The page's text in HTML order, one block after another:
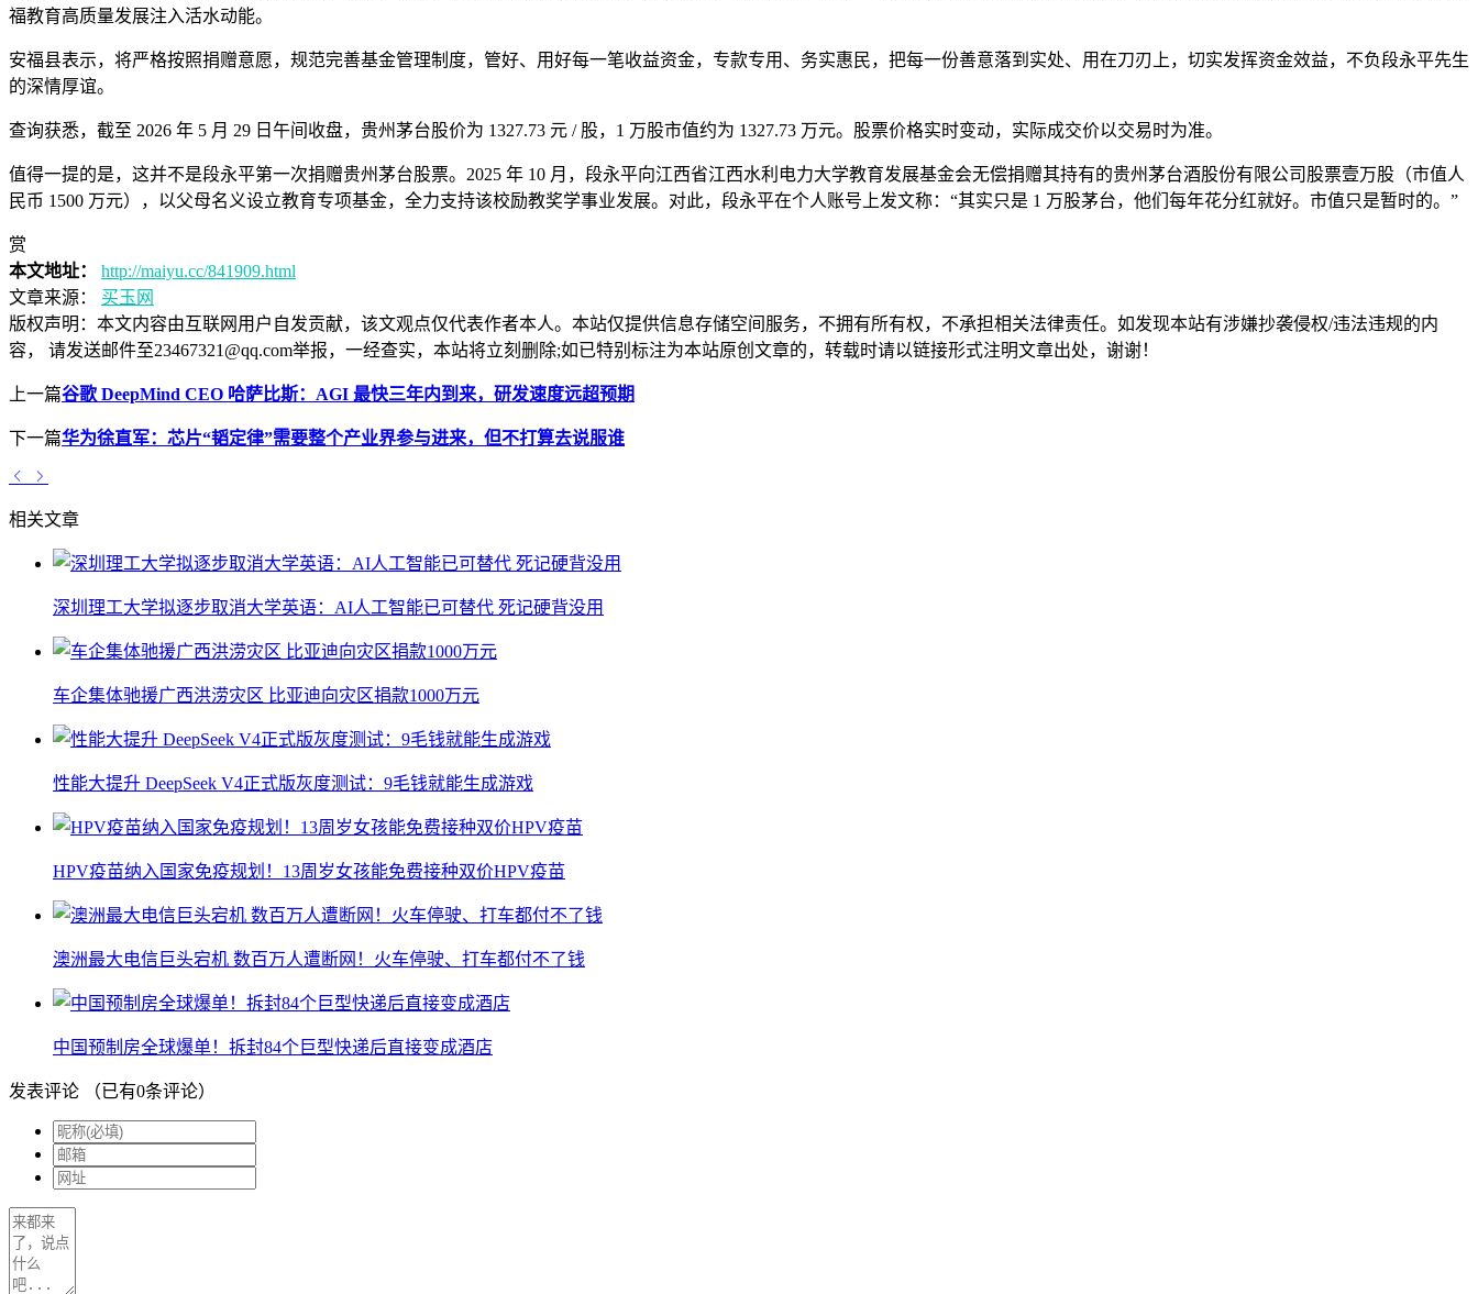
福教育高质量发展注入活水动能。
安福县表示，将严格按照捐赠意愿，规范完善基金管理制度，管好、用好每一笔收益资金，专款专用、务实惠民，把每一份善意落到实处、用在刀刃上，切实发挥资金效益，不负段永平先生
的深情厚谊。
查询获悉，截至 2026 年 5 月 29 日午间收盘，贵州茅台股价为 1327.73 元 / 股，1 万股市值约为 1327.73 万元。股票价格实时变动，实际成交价以交易时为准。
值得一提的是，这并不是段永平第一次捐赠贵州茅台股票。2025 年 10 月，段永平向江西省江西水利电力大学教育发展基金会无偿捐赠其持有的贵州茅台酒股份有限公司股票壹万股（市值人
民币 1500 万元），以父母名义设立教育专项基金，全力支持该校励教奖学事业发展。对此，段永平在个人账号上发文称：“其实只是 1 万股茅台，他们每年花分红就好。市值只是暂时的。”
赏
本文地址：
http://maiyu.cc/841909.html
文章来源：
买玉网
版权声明： 本文内容由互联网用户自发贡献，该文观点仅代表作者本人。本站仅提供信息存储空间服务，不拥有所有权，不承担相关法律责任。如发现本站有涉嫌抄袭侵权/违法违规的内
容， 请发送邮件至23467321@qq.com举报，一经查实，本站将立刻删除;如已特别标注为本站原创文章的，转载时请以链接形式注明文章出处，谢谢！
上一篇谷歌 DeepMind CEO 哈萨比斯：AGI 最快三年内到来，研发速度远超预期
下一篇华为徐直军：芯片“韬定律”需要整个产业界参与进来，但不打算去说服谁
相关文章
深圳理工大学拟逐步取消大学英语：AI人工智能已可替代 死记硬背没用
车企集体驰援广西洪涝灾区 比亚迪向灾区捐款1000万元
性能大提升 DeepSeek V4正式版灰度测试：9毛钱就能生成游戏
HPV疫苗纳入国家免疫规划！13周岁女孩能免费接种双价HPV疫苗
澳洲最大电信巨头宕机 数百万人遭断网！火车停驶、打车都付不了钱
中国预制房全球爆单！拆封84个巨型快递后直接变成酒店
发表评论 （已有0条评论）